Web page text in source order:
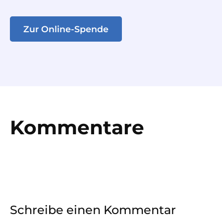
Zur Online-Spende
Kommentare
Schreibe einen Kommentar